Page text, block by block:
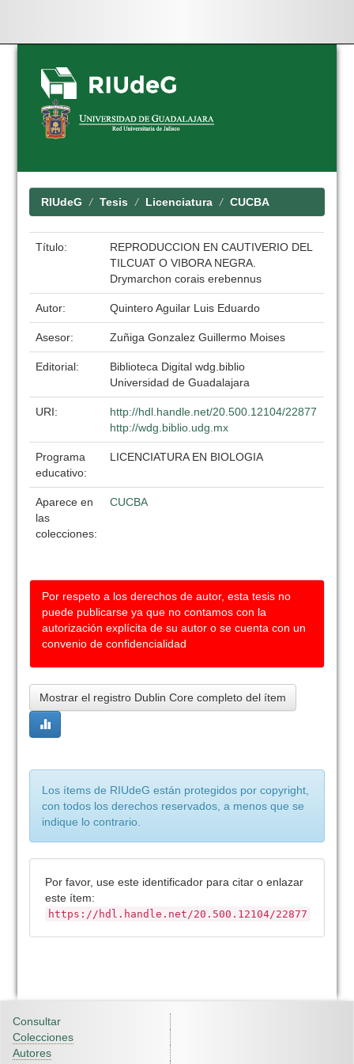
Skip
navigation
RIUdeG Tesis Licenciatura CUCBA
Título:
REPRODUCCION EN CAUTIVERIO DEL
TILCUAT O VIBORA NEGRA.
Drymarchon corais erebennus
Autor: Quintero Aguilar Luis Eduardo
Asesor: Zuñiga Gonzalez Guillermo Moises
Editorial:
Biblioteca Digital wdg.biblio
Universidad de Guadalajara
URI:
http://hdl.handle.net/20.500.12104/22877
http://wdg.biblio.udg.mx
Programa
educativo:
LICENCIATURA EN BIOLOGIA
Aparece en
las
colecciones:
CUCBA
Por respeto a los derechos de autor, esta tesis no
puede publicarse ya que no contamos con la
autorización explícita de su autor o se cuenta con un
convenio de confidencialidad
Mostrar el registro Dublin Core completo del ítem
Los ítems de RIUdeG están protegidos por copyright,
con todos los derechos reservados, a menos que se
indique lo contrario.
Por favor, use este identificador para citar o enlazar
este ítem:
https://hdl.handle.net/20.500.12104/22877
Consultar
Colecciones
Autores